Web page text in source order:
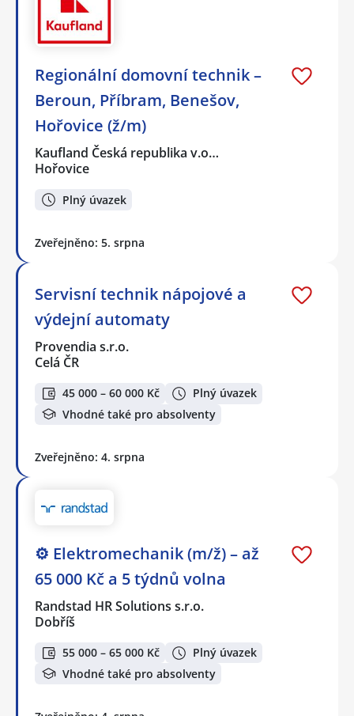
Regionální domovní technik –
Beroun, Příbram, Benešov,
Hořovice (ž/m)
Kaufland Česká republika v.o…
Hořovice
Plný úvazek
Zveřejněno: 5. srpna
Servisní technik nápojové a
výdejní automaty
Provendia s.r.o.
Celá ČR
45 000 – 60 000 Kč
Plný úvazek
Vhodné také pro absolventy
Zveřejněno: 4. srpna
⚙️ Elektromechanik (m/ž) – až
65 000 Kč a 5 týdnů volna
Randstad HR Solutions s.r.o.
Dobříš
55 000 – 65 000 Kč
Plný úvazek
Vhodné také pro absolventy